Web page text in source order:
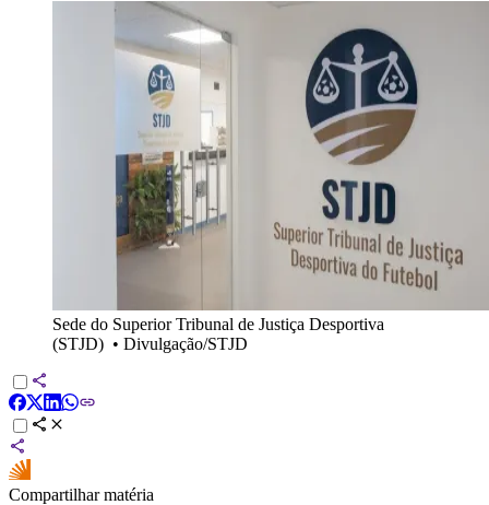
Sede do Superior Tribunal de Justiça Desportiva
(STJD) • Divulgação/STJD
Compartilhar matéria